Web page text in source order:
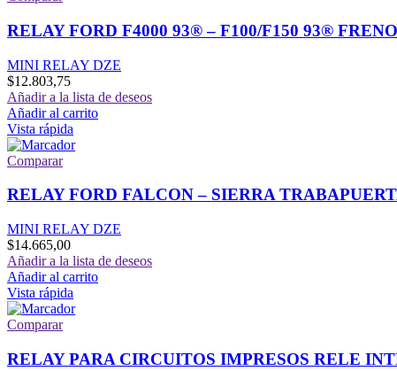
RELAY FORD F4000 93® – F100/F150 93®
MINI RELAY DZE
$12.803,75
Añadir a la lista de deseos
Añadir al carrito
Vista rápida
Comparar
RELAY FORD FALCON – SIERRA
MINI RELAY DZE
$14.665,00
Añadir a la lista de deseos
Añadir al carrito
Vista rápida
Comparar
RELAY PARA CIRCUITOS IMPRESOS RELE